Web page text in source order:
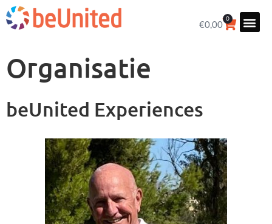
€0,00
0
Organisatie
beUnited Experiences